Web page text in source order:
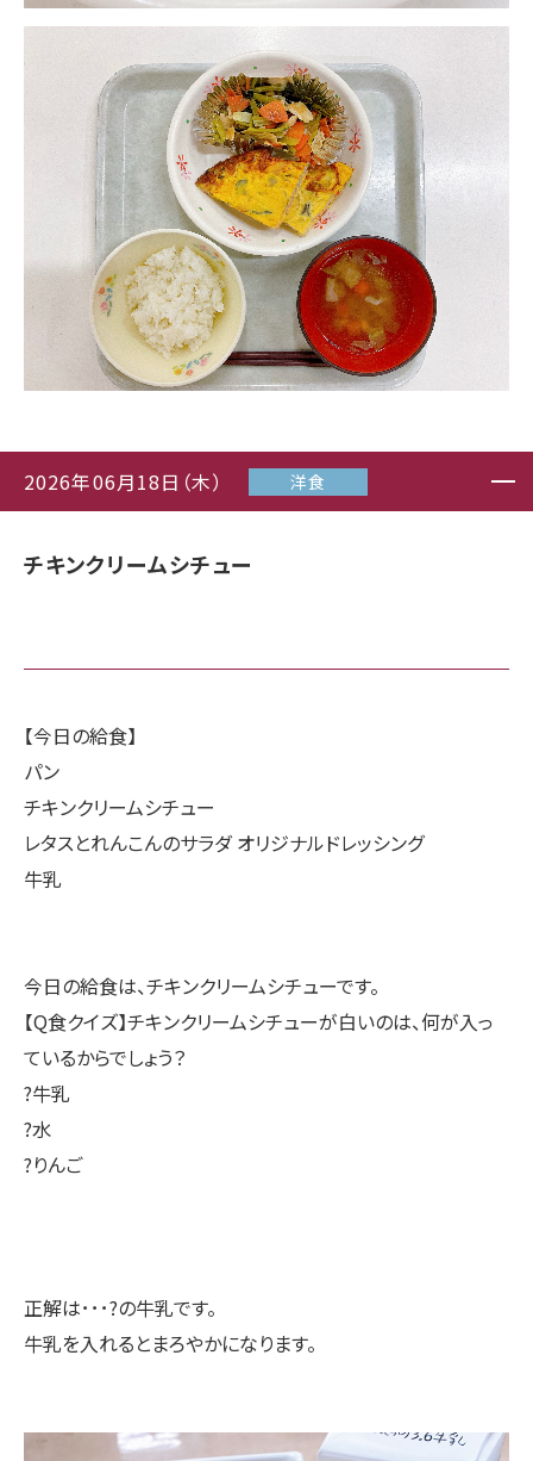
2026年06月18日（木） 洋食
チキンクリームシチュー
【今日の給食】
パン
チキンクリームシチュー
レタスとれんこんのサラダ オリジナルドレッシング
牛乳
今日の給食は、チキンクリームシチューです。
【Q食クイズ】チキンクリームシチューが白いのは、何が入っ
ているからでしょう？
?牛乳
?水
?りんご
正解は･･･?の牛乳です。
牛乳を入れるとまろやかになります。